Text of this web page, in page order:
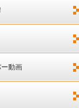
動画